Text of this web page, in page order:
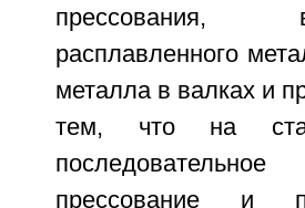
прессования,
расплавленного
металла в валках и
тем, что на
прессование и